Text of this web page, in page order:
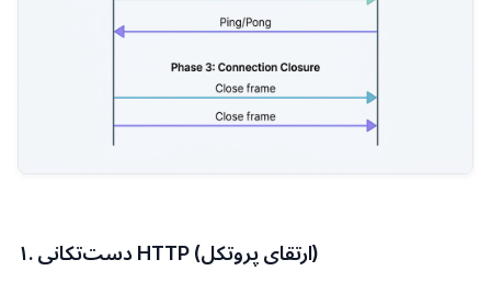
۱. دست‌تکانی HTTP (ارتقای پروتکل)